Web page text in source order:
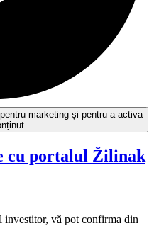
marketing și pentru a activa
cu portalul Žilinak
investitor, vă pot confirma din